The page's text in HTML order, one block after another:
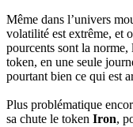
Même dans l’univers
volatilité est extrême, et
pourcents sont la norme,
token, en une seule
pourtant bien ce qui est
Plus problématique
sa chute le token Iron,